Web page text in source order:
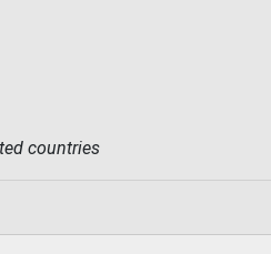
countries